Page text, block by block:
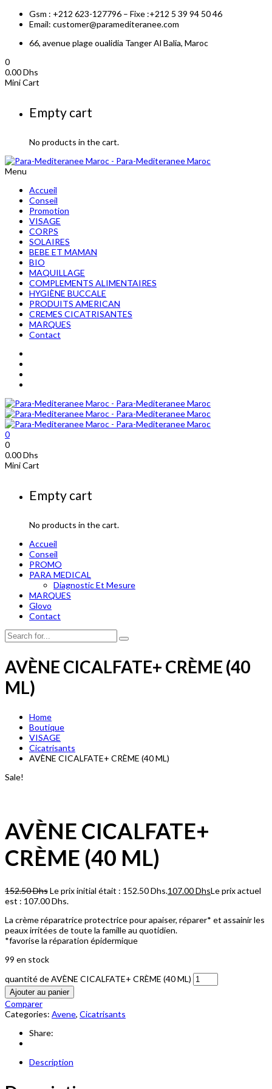
Gsm : +212 623-127796 – Fixe :+212 5 39 94 50 46
Email: customer@paramediteranee.com
66, avenue plage oualidia Tanger Al Balia, Maroc
0
0.00Dhs
Mini Cart
Empty cart
No products in the cart.
Menu
Accueil
Conseil
Promotion
VISAGE
CORPS
SOLAIRES
BEBE ET MAMAN
BIO
MAQUILLAGE
COMPLEMENTS ALIMENTAIRES
HYGIÈNE BUCCALE
PRODUITS AMERICAN
CREMES CICATRISANTES
MARQUES
Contact
0
0
0.00Dhs
Mini Cart
Empty cart
No products in the cart.
Accueil
Conseil
PROMO
PARA MEDICAL
Diagnostic Et Mesure
MARQUES
Glovo
Contact
AVÈNE CICALFATE+ CRÈME (40
ML)
Home
Boutique
VISAGE
Cicatrisants
AVÈNE CICALFATE+ CRÈME (40 ML)
Sale!
AVÈNE CICALFATE+
CRÈME (40 ML)
152.50DhsLe prix initial était : 152.50 Dhs.107.00DhsLe prix actuel
est : 107.00 Dhs.
La crème réparatrice protectrice pour apaiser, réparer* et assainir les
peaux irritées de toute la famille au quotidien.
*favorise la réparation épidermique
99 en stock
quantité de AVÈNE CICALFATE+ CRÈME (40 ML)
Ajouter au panier
Comparer
Categories: Avene, Cicatrisants
Share:
Description